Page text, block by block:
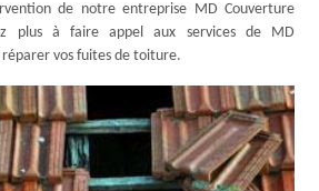
de notre entreprise MD Couverture
plus à faire appel aux services de MD
vos fuites de toiture.